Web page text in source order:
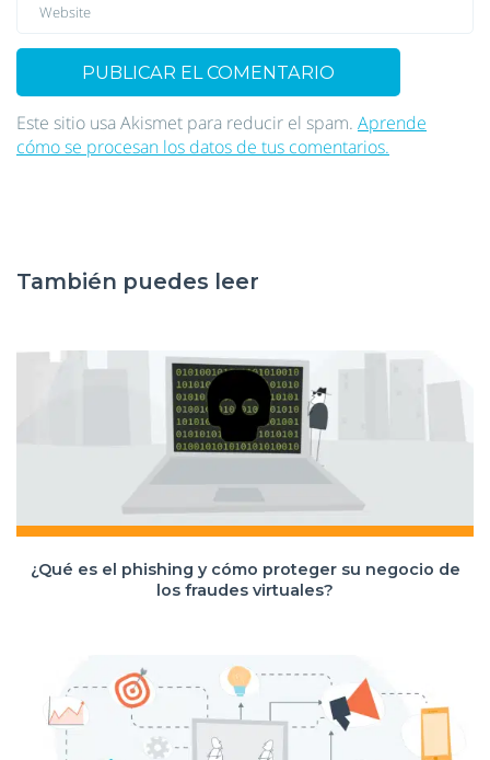
Este sitio usa Akismet para reducir el spam. Aprende
cómo se procesan los datos de tus comentarios.
También puedes leer
¿Qué es el phishing y cómo proteger su negocio de
los fraudes virtuales?